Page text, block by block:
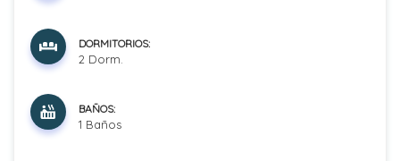
DORMITORIOS:
2 Dorm.
BAÑOS:
1 Baños